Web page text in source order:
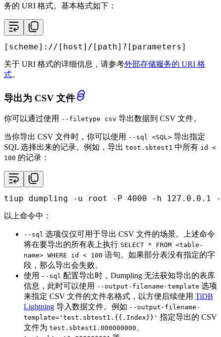
务的 URI 格式。基本格式如下：
[scheme]://[host]/[path]?[parameters]
关于 URI 格式的详细信息，请参考外部存储服务的 URI 格
式。
导出为 CSV 文件
你可以通过使用 --filetype csv 导出数据到 CSV 文件。
当你导出 CSV 文件时，你可以使用 --sql <SQL> 导出指定
SQL 选择出来的记录。例如，导出 test.sbtest1 中所有 id <
100 的记录：
tiup dumpling -u root -P 4000 -h
以上命令中：
--sql 选项仅仅可用于导出 CSV 文件的场景。上述命令
将在要导出的所有表上执行 SELECT * FROM <table-
name> WHERE id < 100 语句。如果部分表没有指定的字
段，那么导出会失败。
使用 --sql 配置导出时，Dumpling 无法获知导出的表库
信息，此时可以使用 --output-filename-template 选项
来指定 CSV 文件的文件名格式，以方便后续使用 TiDB
Lightning 导入数据文件。例如 --output-filename-
template='test.sbtest1.{{.Index}}' 指定导出的 CSV
文件为 test.sbtest1.000000000